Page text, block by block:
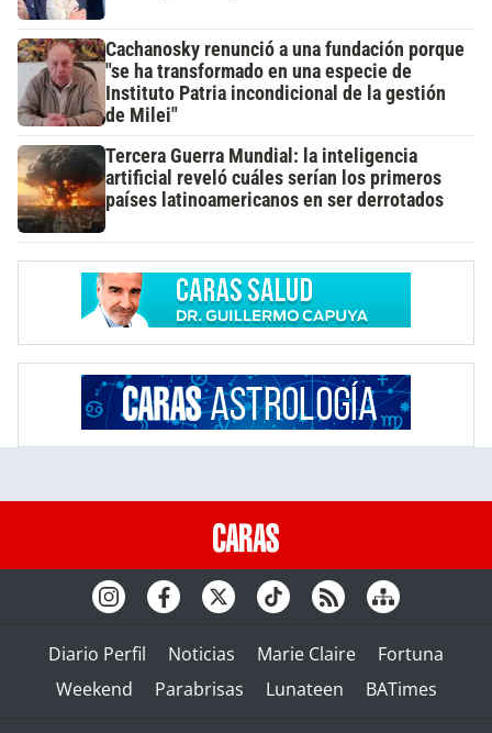
Cachanosky renunció a una fundación porque
"se ha transformado en una especie de
Instituto Patria incondicional de la gestión
de Milei"
Tercera Guerra Mundial: la inteligencia
artificial reveló cuáles serían los primeros
países latinoamericanos en ser derrotados
Diario Perfil Noticias Marie Claire
Fortuna
Weekend
Parabrisas Lunateen BATimes